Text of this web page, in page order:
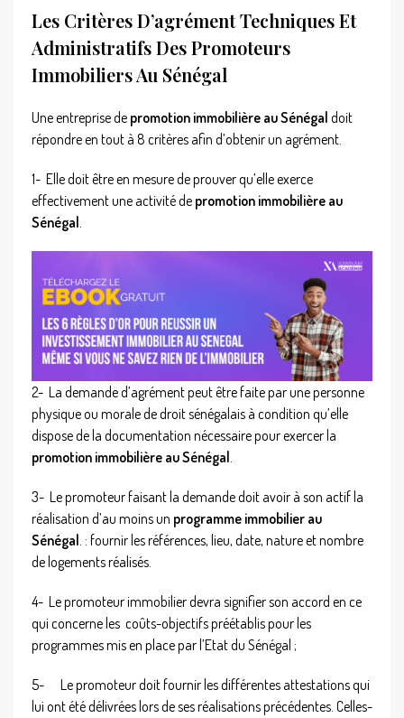
Les Critères D’agrément Techniques Et
Administratifs DEs Promoteurs
Immobiliers Au Sénégal
Une entreprise de promotion immobilière au Sénégal doit
répondre en tout à 8 critères afin d’obtenir un agrément.
1- Elle doit être en mesure de prouver qu’elle exerce
effectivement une activité de promotion immobilière au
Sénégal.
2- La demande d’agrément peut être faite par une personne
physique ou morale de droit sénégalais à condition qu’elle
dispose de la documentation nécessaire pour exercer la
promotion immobilière au Sénégal.
3- Le promoteur faisant la demande doit avoir à son actif la
réalisation d’au moins un programme immobilier au
Sénégal. : fournir les références, lieu, date, nature et nombre
de logements réalisés.
4- Le promoteur immobilier devra signifier son accord en ce
qui concerne les coûts-objectifs préétablis pour les
programmes mis en place par l’Etat du Sénégal ;
5-
Le promoteur doit fournir les différentes attestations qui
lui ont été délivrées lors de ses réalisations précédentes. Celles-